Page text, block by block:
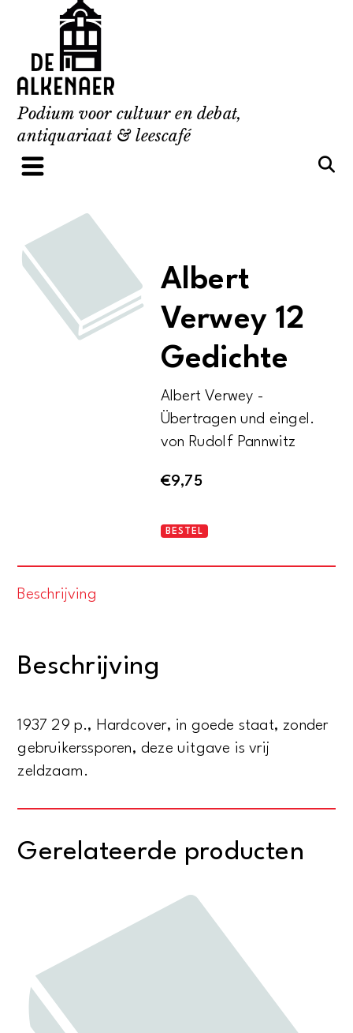
content
Podium voor cultuur en debat,
antiquariaat & leescafé
Albert
Verwey 12
Gedichte
Albert Verwey -
Übertragen und eingel.
von Rudolf Pannwitz
€9,75
Albert
BESTEL
Beschrijving
Beschrijving
1937 29 p., Hardcover, in goede staat, zonder
gebruikerssporen, deze uitgave is vrij
zeldzaam.
Gerelateerde producten